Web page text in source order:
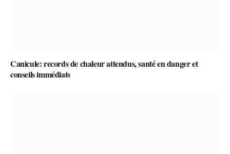
Canicule: records de chaleur attendus, santé en danger et
conseils immédiats